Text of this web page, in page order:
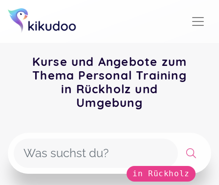
Kurse und Angebote zum
Thema Personal Training
in Rückholz und
Umgebung
in Rückholz